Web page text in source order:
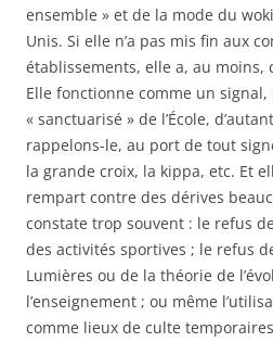
ensemble » et de la mode du
Unis. Si elle n’a pas mis fin aux
établissements, elle a, au moins,
Elle fonctionne comme un
« sanctuarisé » de l’École,
rappelons-le, au port de tout
la grande croix, la kippa, etc. Et
rempart contre des dérives
constate trop souvent : le refus
des activités sportives ; le refus
Lumières ou de la théorie de
l’enseignement ; ou même
comme lieux de culte